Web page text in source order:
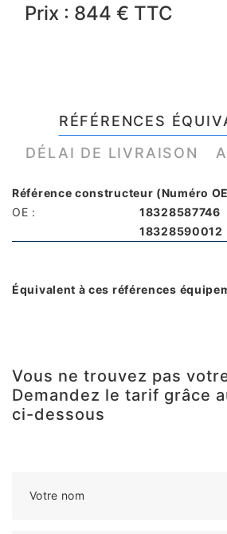
Prix : 844 € TTC
RÉFÉRENCES
DÉLAI DE LIVRAISON
Référence constructeur (Numéro
OE :
18328587746
18328590012
Équivalent à ces références
Vous ne trouvez pas
Demandez le tarif grâce
ci-dessous
Votre nom